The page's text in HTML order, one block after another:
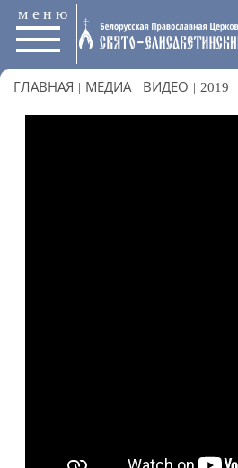
меню
ГЛАВНАЯ | МЕДИА | ВИДЕО | 2019